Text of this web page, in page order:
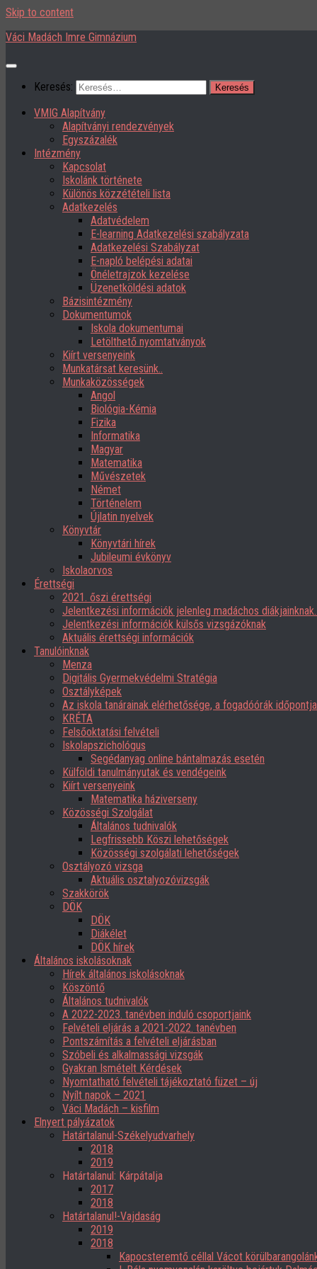
Skip to content
Váci Madách Imre Gimnázium
Keresés:
VMIG Alapítvány
Alapítványi rendezvények
Egyszázalék
Intézmény
Kapcsolat
Iskolánk története
Különös közzétételi lista
Adatkezelés
Adatvédelem
E-learning Adatkezelési szabályzata
Adatkezelési Szabályzat
E-napló belépési adatai
Önéletrajzok kezelése
Üzenetköldési adatok
Bázisintézmény
Dokumentumok
Iskola dokumentumai
Letölthető nyomtatványok
Kiírt versenyeink
Munkatársat keresünk..
Munkaközösségek
Angol
Biológia-Kémia
Fizika
Informatika
Magyar
Matematika
Művészetek
Német
Történelem
Újlatin nyelvek
Könyvtár
Könyvtári hírek
Jubileumi évkönyv
Iskolaorvos
Érettségi
2021. őszi érettségi
Jelentkezési információk jelenleg madáchos
Jelentkezési információk külsős vizsgázóknak
Aktuális érettségi információk
Tanulóinknak
Menza
Digitális Gyermekvédelmi Stratégia
Osztályképek
Az iskola tanárainak elérhetősége, a fogadóórák
KRÉTA
Felsőoktatási felvételi
Iskolapszichológus
Segédanyag online bántalmazás esetén
Külföldi tanulmányutak és vendégeink
Kiírt versenyeink
Matematika háziverseny
Közösségi Szolgálat
Általános tudnivalók
Legfrissebb Köszi lehetőségek
Közösségi szolgálati lehetőségek
Osztályozó vizsga
Aktuális osztalyozóvizsgák
Szakkörök
DÖK
DÖK
Diákélet
DÖK hírek
Általános iskolásoknak
Hírek általános iskolásoknak
Köszöntő
Általános tudnivalók
A 2022-2023. tanévben induló csoportjaink
Felvételi eljárás a 2021-2022. tanévben
Pontszámítás a felvételi eljárásban
Szóbeli és alkalmassági vizsgák
Gyakran Ismételt Kérdések
Nyomtatható felvételi tájékoztató füzet – új
Nyílt napok – 2021
Váci Madách – kisfilm
Elnyert pályázatok
Határtalanul-Székelyudvarhely
2018
2019
Határtalanul: Kárpátalja
2017
2018
Határtalanul!-Vajdaság
2019
2018
Kapocsteremtő céllal Vácot